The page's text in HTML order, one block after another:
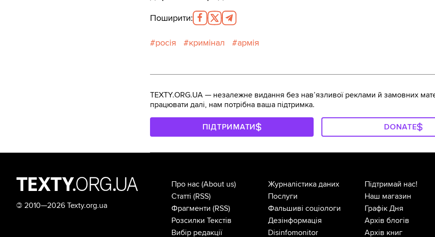
Поширити:
росія кримінал армія
TEXTY.ORG.UA — незалежне видання без навʼязливої реклами й замовних
працювати далі, нам потрібна ваша підтримка.
ПІДТРИМАТИ DONATE
© 2010—2026 Texty.org.ua
Про нас (About us)
Статті (RSS)
Фрагменти (RSS)
Розсилки Текстів
Вибір редакції
Журналістика даних
Послуги
Фальшиві соціологи
Дезінформація
Disinfomonitor
Підтримай нас!
Наш магазин
Графік Дня
Архів блогів
Архів книг